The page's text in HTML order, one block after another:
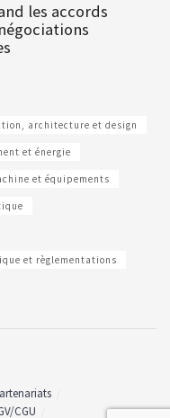
les accords
architecture et design
et énergie
et équipements
et règlementations
CGU